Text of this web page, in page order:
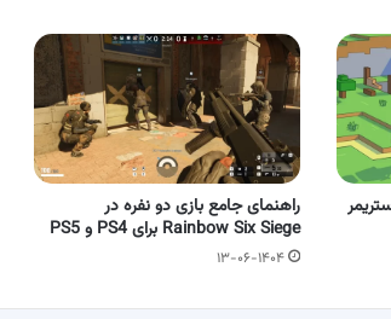
‎راهنمای جامع بازی دو نفره در
Rainbow Six Siege برای PS4 و PS5
۱۳-۰۶-۱۴۰۴